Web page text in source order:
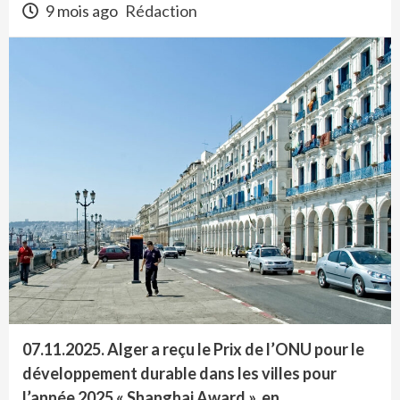
9 mois ago Rédaction
07.11.2025. Alger a reçu le Prix de l’ONU pour le
développement durable dans les villes pour